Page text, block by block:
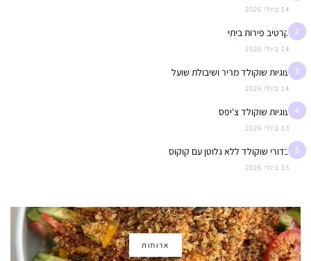
14 ביולי 2026
2 קרטיב פירות ביתי
14 ביולי 2026
3 עוגיות שוקולד מריר ושיבולת שועל
14 ביולי 2026
4 עוגיות שוקולד צ'יפס
13 ביולי 2026
5 כדורי שוקולד ללא גלוטן עם קוקוס
13 ביולי 2026
ארוחות